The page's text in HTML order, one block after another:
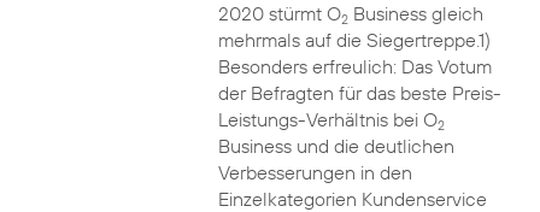
2020 stürmt O2Business gleich
mehrmals auf die Siegertreppe.1)
Besonders erfreulich: Das Votum
der Befragten für das beste Preis-
Leistungs-Verhältnis bei O2
Business und die deutlichen
Verbesserungen in den
Einzelkategorien Kundenservice